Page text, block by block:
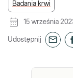
Badania krwi
15 września
Udostępnij